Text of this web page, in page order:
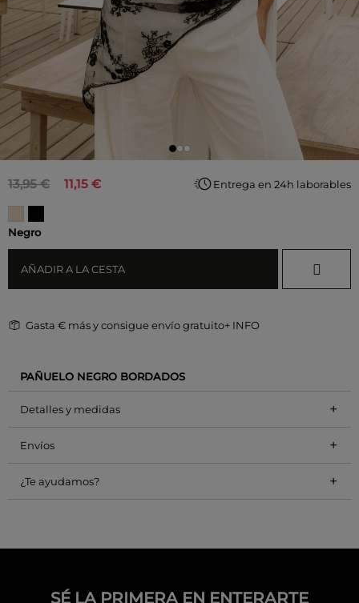
11,15 €
13,95 €
Negro
AÑADIR A LA CESTA
Entrega en 24h laborables
Gasta € más y consigue envío gratuito+ INFO
PAÑUELO NEGRO BORDADOS
Detalles y medidas +
Envíos +
¿Te ayudamos? +
SÉ LA PRIMERA EN ENTERARTE